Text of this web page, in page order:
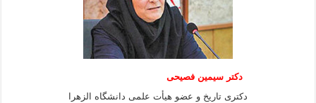
دکتر سیمین فصیحی
دکتری تاریخ و عضو هیأت علمی دانشگاه الزهرا